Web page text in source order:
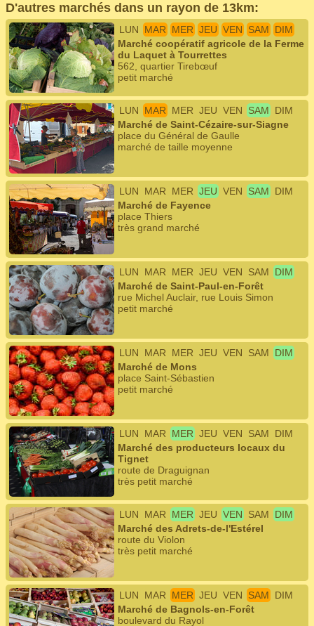
D'autres marchés dans un rayon de 13km:
LUN MAR MER JEU VEN SAM
DIM
Marché coopératif agricole de la Ferme
du Laquet à Tourrettes
562, quartier Tirebœuf
petit marché
LUN MAR MER JEU VEN SAM
DIM
Marché de Saint-Cézaire-sur-Siagne
place du Général de Gaulle
marché de taille moyenne
LUN MAR MER JEU VEN SAM
DIM
Marché de Fayence
place Thiers
très grand marché
LUN MAR MER JEU VEN SAM
DIM
Marché de Saint-Paul-en-Forêt
rue Michel Auclair, rue Louis Simon
petit marché
LUN MAR MER JEU VEN SAM
DIM
Marché de Mons
place Saint-Sébastien
petit marché
LUN MAR MER JEU VEN SAM
DIM
Marché des producteurs locaux du
Tignet
route de Draguignan
très petit marché
LUN MAR MER JEU VEN SAM
DIM
Marché des Adrets-de-l'Estérel
route du Violon
très petit marché
LUN MAR MER JEU VEN SAM
DIM
Marché de Bagnols-en-Forêt
boulevard du Rayol